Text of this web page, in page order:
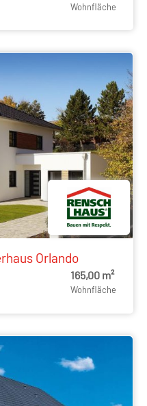
Wohnfläche
Orlando
165,00 m²
Wohnfläche